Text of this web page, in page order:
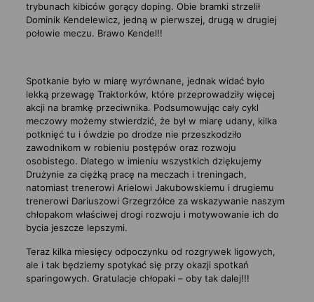
trybunach kibiców gorący doping. Obie bramki strzelił
Dominik Kendelewicz, jedną w pierwszej, drugą w drugiej
połowie meczu. Brawo Kendel!!
Spotkanie było w miarę wyrównane, jednak widać było
lekką przewagę Traktorków, które przeprowadziły więcej
akcji na bramkę przeciwnika. Podsumowując cały cykl
meczowy możemy stwierdzić, że był w miarę udany, kilka
potknięć tu i ówdzie po drodze nie przeszkodziło
zawodnikom w robieniu postępów oraz rozwoju
osobistego. Dlatego w imieniu wszystkich dziękujemy
Drużynie za ciężką pracę na meczach i treningach,
natomiast trenerowi Arielowi Jakubowskiemu i drugiemu
trenerowi Dariuszowi Grzegrzółce za wskazywanie naszym
chłopakom właściwej drogi rozwoju i motywowanie ich do
bycia jeszcze lepszymi.
Teraz kilka miesięcy odpoczynku od rozgrywek ligowych,
ale i tak będziemy spotykać się przy okazji spotkań
sparingowych. Gratulacje chłopaki – oby tak dalej!!!